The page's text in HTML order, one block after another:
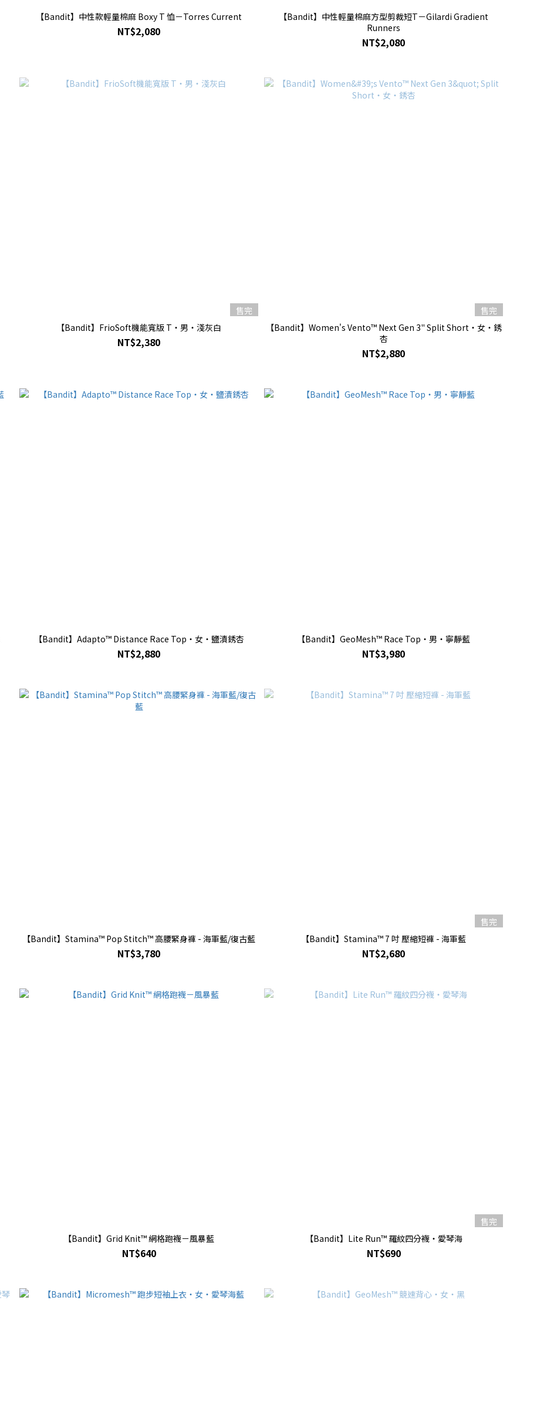
【Bandit】中性款輕量棉麻 Boxy T 恤－Torres Current
NT$2,080
【Bandit】中性輕量棉麻方型剪裁短T－Gilardi Gradient
Runners
NT$2,080
售完
【Bandit】FrioSoft機能寬版 T・男・淺灰白
NT$2,380
售完
【Bandit】Women's Vento™ Next Gen 3" Split Short・女・銹
杏
NT$2,880
【Bandit】Adapto™ Distance Race Top・女・鹽漬銹杏
NT$2,880
【Bandit】GeoMesh™ Race Top・男・寧靜藍
NT$3,980
【Bandit】Stamina™ Pop Stitch™ 高腰緊身褲 - 海軍藍/復古藍
NT$3,780
售完
【Bandit】Stamina™ 7 吋 壓縮短褲 - 海軍藍
NT$2,680
【Bandit】Grid Knit™ 網格跑襪－風暴藍
NT$640
售完
【Bandit】Lite Run™ 羅紋四分襪・愛琴海
NT$690